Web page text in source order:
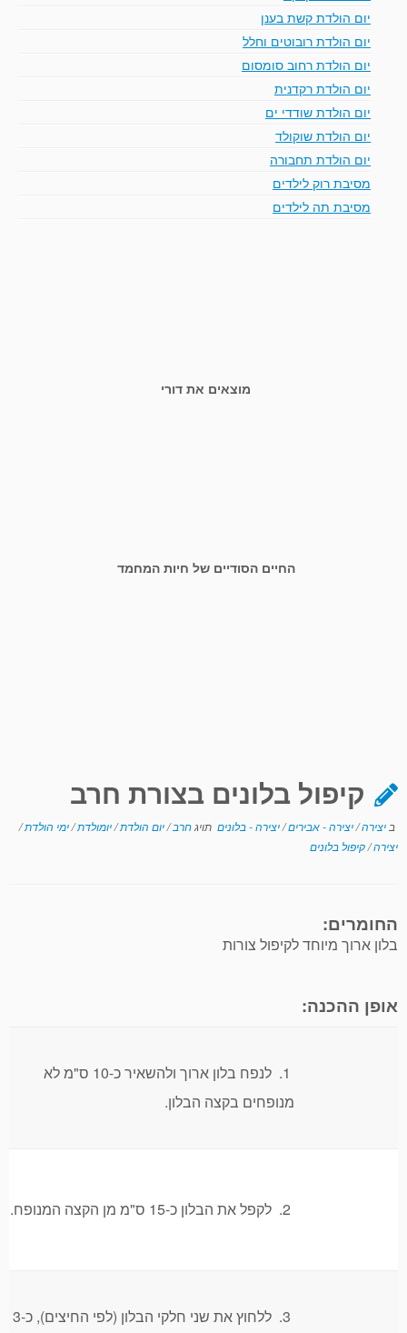
יום הולדת קשת בענן
יום הולדת רובוטים וחלל
יום הולדת רחוב סומסום
יום הולדת רקדנית
יום הולדת שודדי ים
יום הולדת שוקולד
יום הולדת תחבורה
מסיבת רוק לילדים
מסיבת תה לילדים
מוצאים את דורי
החיים הסודיים של חיות המחמד
קיפול בלונים בצורת חרב
ב יצירה/יצירה - אבירים/יצירה - בלונים תויגחרב/יום הולדת/יומולדת/ימי הולדת/
יצירה/קיפול בלונים
החומרים:
בלון ארוך מיוחד לקיפול צורות
אופן ההכנה:
1. לנפח בלון ארוך ולהשאיר כ-10 ס"מ לא
מנופחים בקצה הבלון.
3. ללחוץ את שני חלקי הבלון (לפי החיצים), כ-3